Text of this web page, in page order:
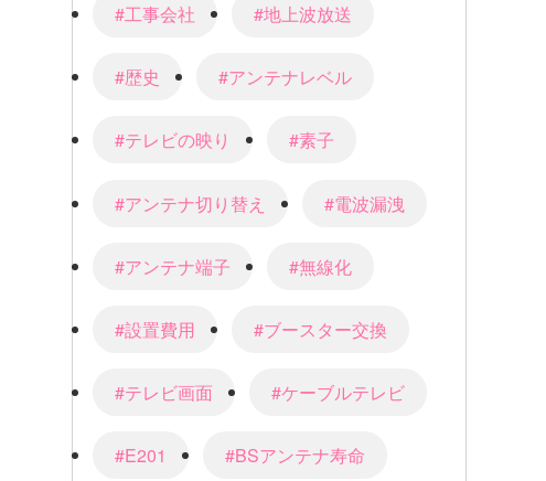
#工事会社 #地上波放送
#歴史 #アンテナレベル
#テレビの映り #素子
#アンテナ切り替え #電波漏洩
#アンテナ端子 #無線化
#設置費用 #ブースター交換
#テレビ画面 #ケーブルテレビ
#E201 #BSアンテナ寿命